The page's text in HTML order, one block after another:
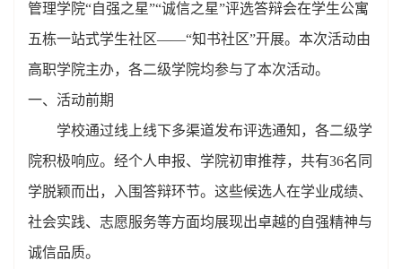
管理学院“自强之星”“诚信之星”评选答辩会在学生公寓
五栋一站式学生社区——“知书社区”开展。本次活动由
高职学院主办，各二级学院均参与了本次活动。
一、活动前期
学校通过线上线下多渠道发布评选通知，各二级学
院积极响应。经个人申报、学院初审推荐，共有36名同
学脱颖而出，入围答辩环节。这些候选人在学业成绩、
社会实践、志愿服务等方面均展现出卓越的自强精神与
诚信品质。